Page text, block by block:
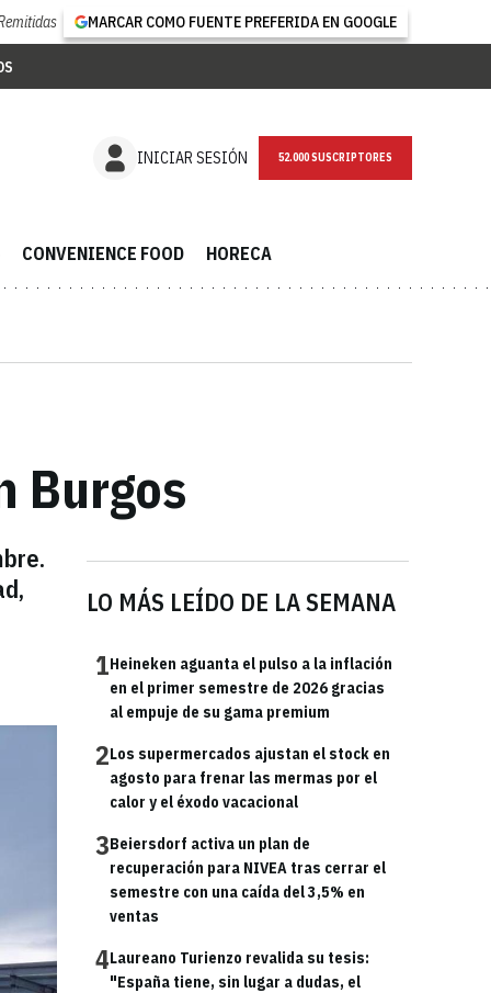
MARCAR COMO FUENTE PREFERIDA EN GOOGLE
INICIAR SESIÓN NEWSLETTER
CONVENIENCE FOOD HORECA
Burgos
LO MÁS LEÍDO DE LA SEMANA
1Heineken aguanta el pulso a la inflación
en el primer semestre de 2026 gracias
al empuje de su gama premium
2Los supermercados ajustan el stock en
agosto para frenar las mermas por el
calor y el éxodo vacacional
3Beiersdorf activa un plan de
recuperación para NIVEA tras cerrar el
semestre con una caída del 3,5% en
ventas
4Laureano Turienzo revalida su tesis:
"España tiene, sin lugar a dudas, el